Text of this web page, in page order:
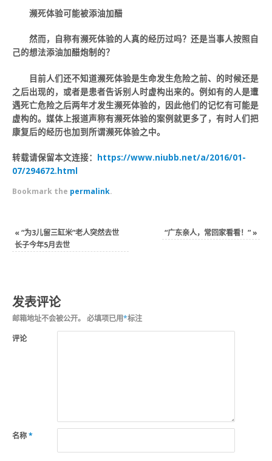
濒死体验可能被添油加醋
然而，自称有濒死体验的人真的经历过吗？还是当事人按照自
己的想法添油加醋炮制的？
目前人们还不知道濒死体验是生命发生危险之前、的时候还是
之后出现的，或者是患者告诉别人时虚构出来的。例如有的人是遭
遇死亡危险之后两年才发生濒死体验的，因此他们的记忆有可能是
虚构的。媒体上报道声称有濒死体验的案例就更多了，有时人们把
康复后的经历也加到所谓濒死体验之中。
转载请保留本文连接： https://www.niubb.net/a/2016/01-
07/294672.html
Bookmark the permalink.
«“为3儿留三缸米”老人突然去世
长子今年5月去世
“广东亲人，常回家看看！”»
发表评论
邮箱地址不会被公开。 必填项已用*标注
评论
名称*